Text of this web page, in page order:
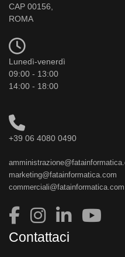
CAP 00156,
ROMA
Lunedì-venerdì
09:00 - 13:00
14:00 - 18:00
+39 06 4080 0490
marketing@fatainformatica.com
commerciali@fatainformatica.com
Contattaci